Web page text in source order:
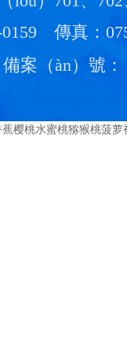
傳真：
備案（àn）號：
樱桃水蜜桃猕猴桃菠